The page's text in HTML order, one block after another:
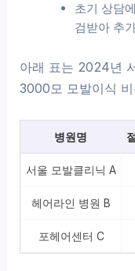
초기 상담
검받아 추
아래 표는 2024년
3000모 모발이식
병원명
서울 모발클리닉 A
헤어라인 병원 B
포헤어센터 C